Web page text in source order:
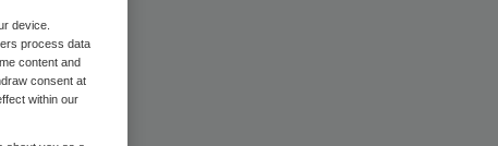
device.
process data
content and
consent at
within our